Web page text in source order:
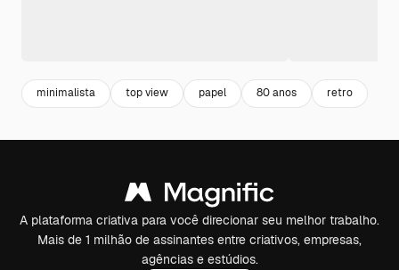
minimalista top view papel 80 anos retro
A plataforma criativa para você direcionar seu melhor trabalho.
Mais de 1 milhão de assinantes entre criativos, empresas,
agências e estúdios.